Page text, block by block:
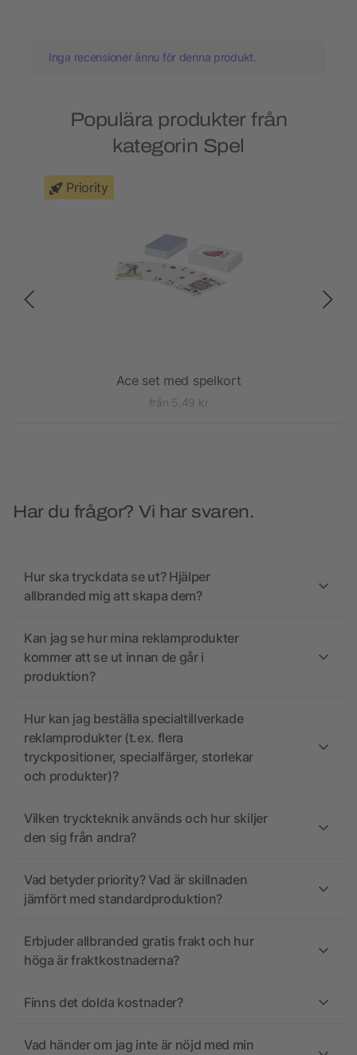
Inga recensioner ännu för denna produkt.
Populära produkter från
kategorin Spel
Priority
Ace set med spelkort
från 5,49 kr
Har du frågor? Vi har svaren.
Hur ska tryckdata se ut? Hjälper
allbranded mig att skapa dem?
Kan jag se hur mina reklamprodukter
kommer att se ut innan de går i
produktion?
Hur kan jag beställa specialtillverkade
reklamprodukter (t.ex. flera
tryckpositioner, specialfärger, storlekar
och produkter)?
Vilken tryckteknik används och hur skiljer
den sig från andra?
Vad betyder priority? Vad är skillnaden
jämfört med standardproduktion?
Erbjuder allbranded gratis frakt och hur
höga är fraktkostnaderna?
Finns det dolda kostnader?
Vad händer om jag inte är nöjd med min